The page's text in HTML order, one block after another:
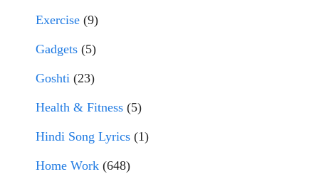
Exercise (9)
Gadgets (5)
Goshti (23)
Health & Fitness (5)
Hindi Song Lyrics (1)
Home Work (648)